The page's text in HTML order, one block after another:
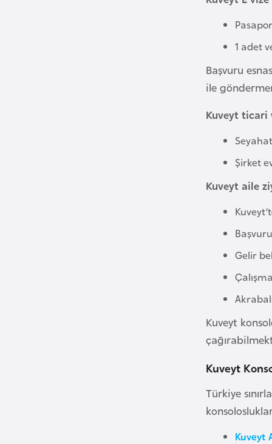
1 adet
Başvuru
ile
Kuveyt ticari
Şirket
Kuveyt aile
Gelir
Kuveyt
Kuveyt
Türkiye
Kuveyt